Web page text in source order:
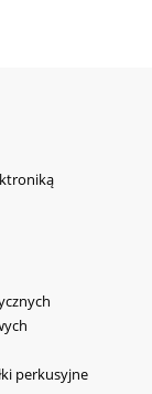
perkusyjne